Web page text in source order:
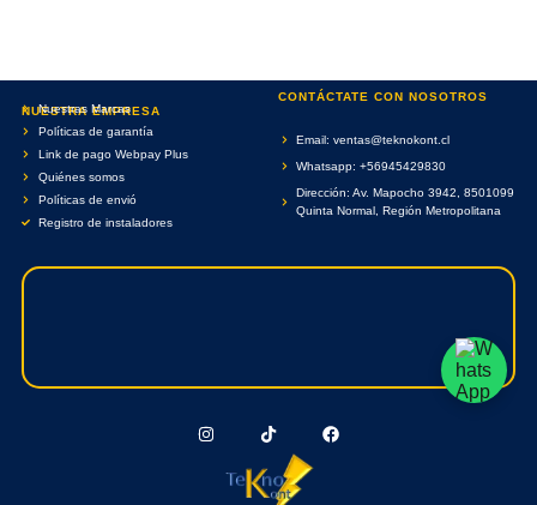
NUESTRA EMPRESA
Nuestras Marcas
Políticas de garantía
Link de pago Webpay Plus
Quiénes somos
Políticas de envió
Registro de instaladores
CONTÁCTATE CON NOSOTROS
Email: ventas@teknokont.cl
Whatsapp: +56945429830
Dirección: Av. Mapocho 3942, 8501099
Quinta Normal, Región Metropolitana